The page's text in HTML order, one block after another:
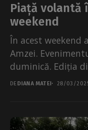
Piață volantă
weekend
În acest weekend
Amzei.
duminică. Ediția
DE DIANA MATEI 28/03/